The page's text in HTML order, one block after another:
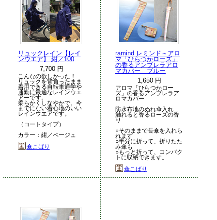
リュックレイン【レイ
ンウエア】 紺／100
7,700 円
こんなの欲しかった！
リュックを背負ったまま
着用できる自転車通学や
通勤に最適なレインウエ
アーです。
柔らかくしなやかで、今
までにない着心地のいい
レインウエアです。
（コートタイプ）
カラー：紺／ベージュ
傘こばり
ramind レミンド～アロ
マ「ひらつかローズ」
の香るアンブレラアロ
マカバー ブルー
1,650 円
アロマ「ひらつかロー
ズ」の香るアンブレラア
ロマカバー
防水布地のぬれ傘入れ
触れると香るローズの香
り
○そのままで長傘を入れら
れます
○半分に折って、折りたた
み傘も
○もっと折って、コンパク
トに収納できます。
傘こばり